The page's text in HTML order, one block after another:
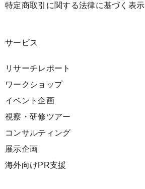
特定商取引に関する法律に基づく表示
サービス
リサーチレポート
ワークショップ
イベント企画
視察・研修ツアー
コンサルティング
展示企画
海外向けPR支援